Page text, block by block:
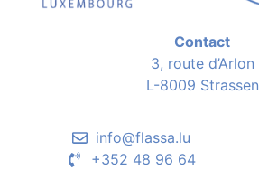
Contact
3, route d’Arlon
L-8009 Strassen
info@flassa.lu
+352 48 96 64